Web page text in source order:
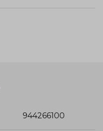
944266100